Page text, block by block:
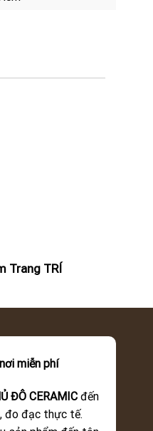
Trang TRÍ
miễn phí
ĐÔ CERAMIC đến
đo đạc thực tế.